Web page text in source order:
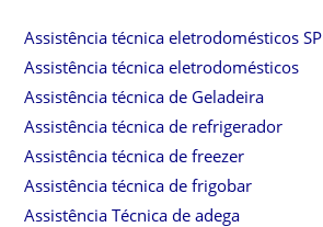
Assistência técnica eletrodomésticos SP
Assistência técnica eletrodomésticos
Assistência técnica de Geladeira
Assistência técnica de refrigerador
Assistência técnica de freezer
Assistência técnica de frigobar
Assistência Técnica de adega